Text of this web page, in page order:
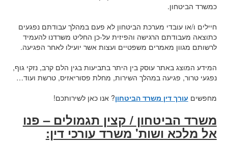
כמשרד הביטחון.
חיילים ו/או עובדי מערכת הביטחון לא פעם במהלך עבודתם נפגעים
כתוצאה מעבודתם הרגישה והפיזית על-כן החליט משרדנו להעמיד
לרשותם מגוון מאמרים משפטיים ועצות אשר יועילו לאחר הפגיעה.
המידע המוצג באתר עוסק בין היתר בתביעות בגין הלם קרב, נזקי גוף,
נפגעי טרור, פגיעה במהלך השירות, מחלת פסוריאזיס, טרשת ועוד…
מחפשים עורך דין משרד הביטחון? אנו כאן לשירותכם!
משרד הביטחון / קצין תגמולים – פנו
אל מלכא ושות' משרד עורכי דין: